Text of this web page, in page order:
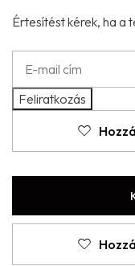
Értesítést kérek, ha a